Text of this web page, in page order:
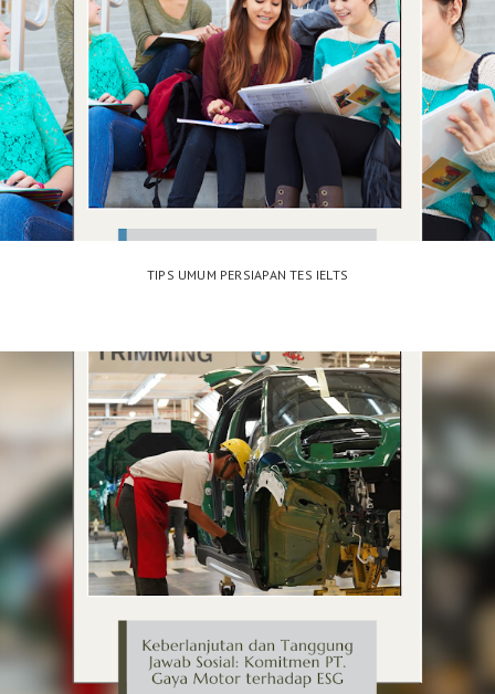
TIPS UMUM PERSIAPAN TES IELTS